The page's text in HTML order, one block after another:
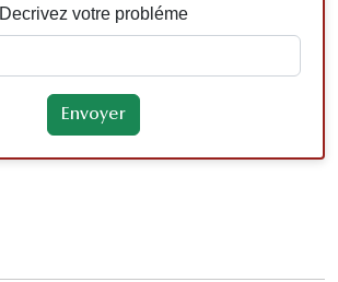
Decrivez votre probléme